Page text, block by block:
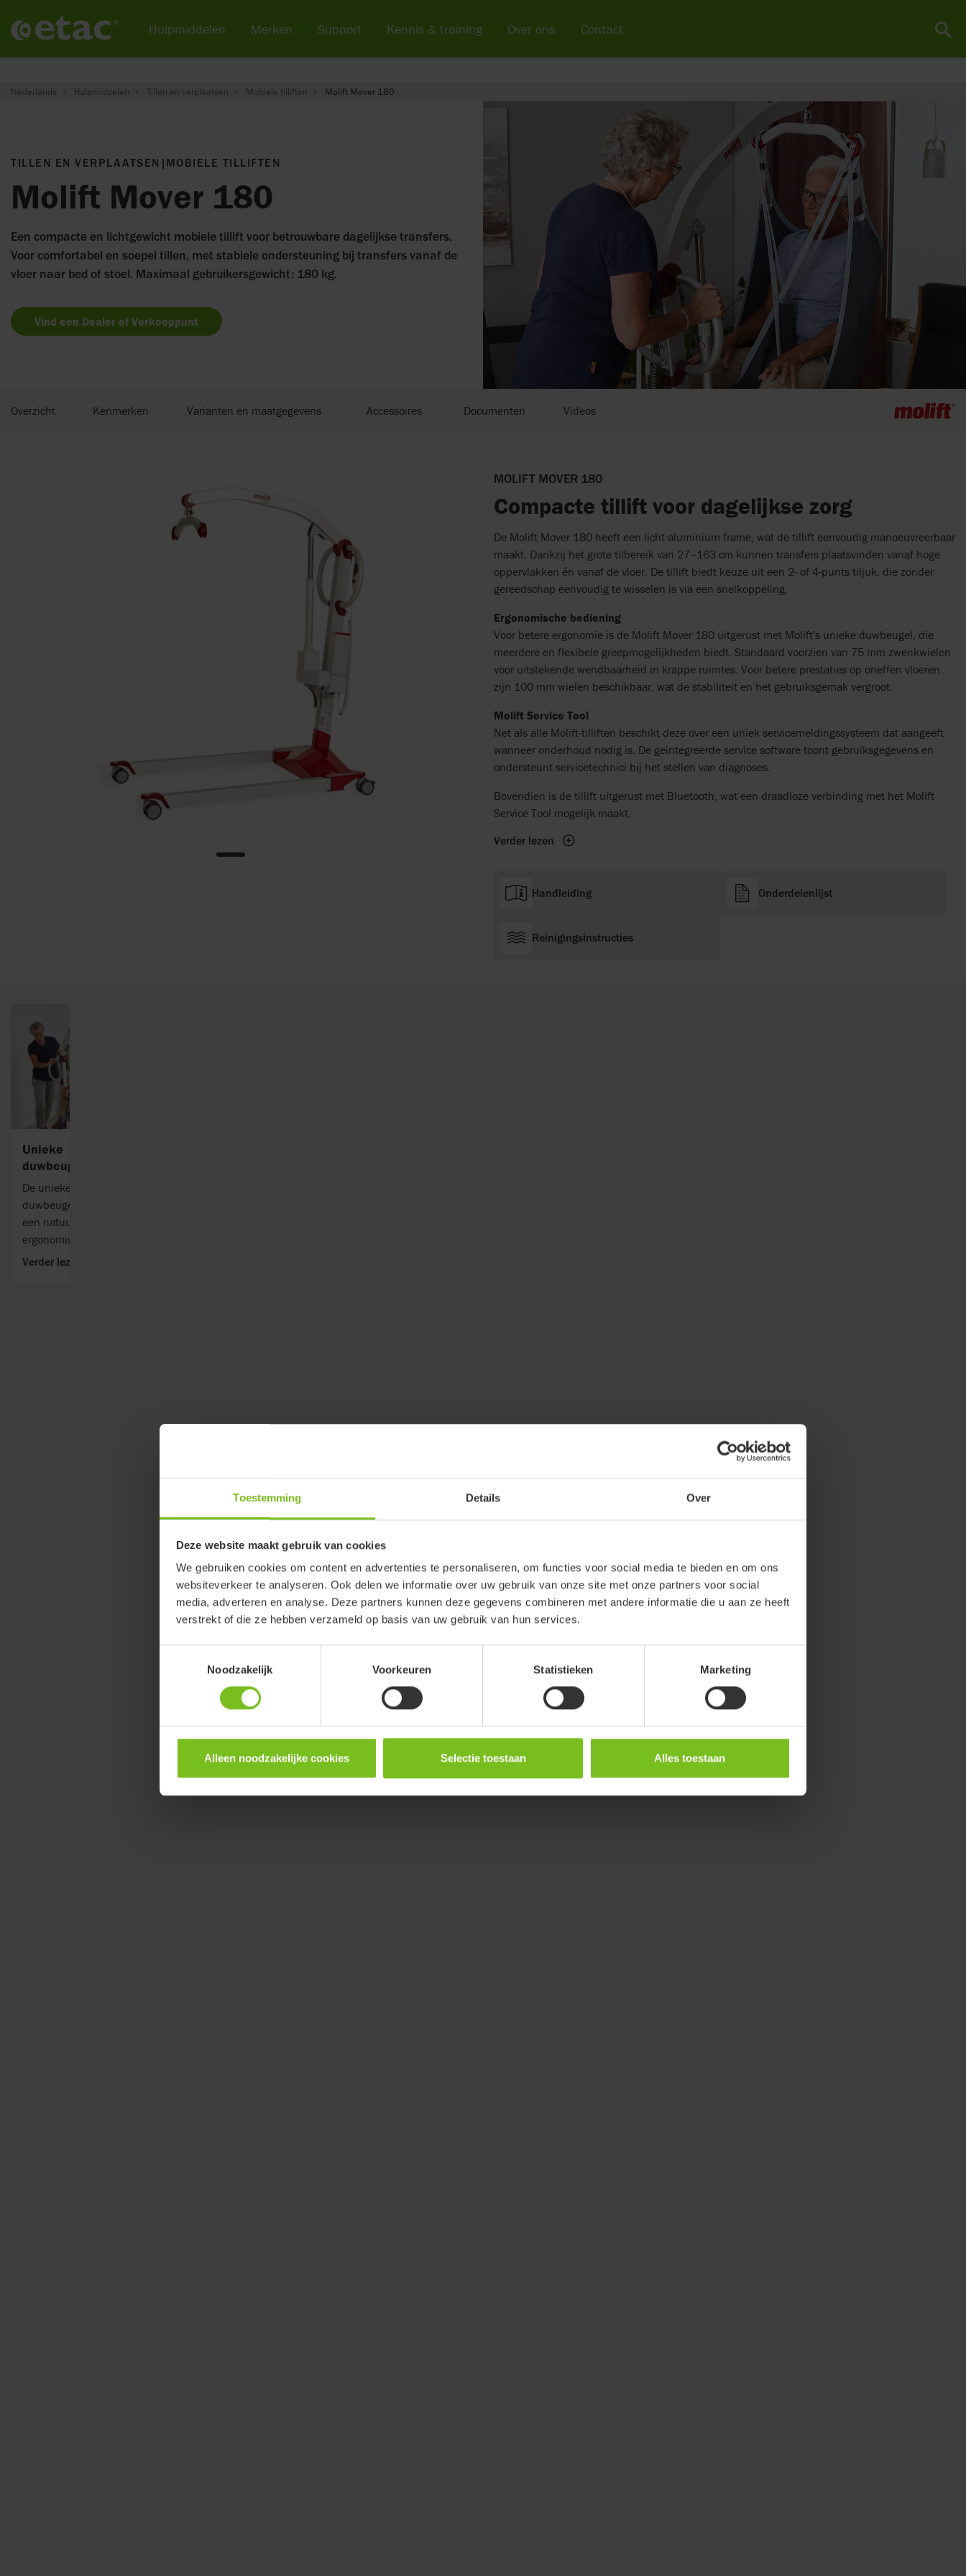
Toestemming Details Over
Deze website maakt gebruik van cookies
We gebruiken cookies om content en advertenties te personaliseren, om functies voor social media te bieden en om ons
websiteverkeer te analyseren. Ook delen we informatie over uw gebruik van onze site met onze partners voor social
media, adverteren en analyse. Deze partners kunnen deze gegevens combineren met andere informatie die u aan ze heeft
verstrekt of die ze hebben verzameld op basis van uw gebruik van hun services.
Noodzakelijk
Voorkeuren Statistieken Marketing
Alleen noodzakelijke cookies Selectie toestaan Alles toestaan
Nederlands Hulpmiddelen Tillen en verplaatsen Mobiele tilliften Molift Mover 180
TILLEN EN VERPLAATSEN | MOBIELE TILLIFTEN
Molift Mover 180
Een compacte en lichtgewicht mobiele tillift voor betrouwbare dagelijkse transfers.
Voor comfortabel en soepel tillen, met stabiele ondersteuning bij transfers vanaf de
vloer naar bed of stoel. Maximaal gebruikersgewicht: 180 kg.
Vind een Dealer of Verkooppunt
Overzicht Kenmerken Varianten en maatgegevens Accessoires Documenten Videos
MOLIFT MOVER 180
Compacte tillift voor dagelijkse zorg
De Molift Mover 180 heeft een licht aluminium frame, wat de tillift eenvoudig manoeuvreerbaar
maakt. Dankzij het grote tilbereik van 27–163 cm kunnen transfers plaatsvinden vanaf hoge
oppervlakken én vanaf de vloer. De tillift biedt keuze uit een 2- of 4-punts tiljuk, die zonder
gereedschap eenvoudig te wisselen is via een snelkoppeling.
Ergonomische bediening
Voor betere ergonomie is de Molift Mover 180 uitgerust met Molift's unieke duwbeugel, die
meerdere en flexibele greepmogelijkheden biedt. Standaard voorzien van 75 mm zwenkwielen
voor uitstekende wendbaarheid in krappe ruimtes. Voor betere prestaties op oneffen vloeren
zijn 100 mm wielen beschikbaar, wat de stabiliteit en het gebruiksgemak vergroot.
Molift Service Tool
Net als alle Molift-tilliften beschikt deze over een uniek servicemeldingssysteem dat aangeeft
wanneer onderhoud nodig is. De geïntegreerde service software toont gebruiksgegevens en
ondersteunt servicetechnici bij het stellen van diagnoses.
Bovendien is de tillift uitgerust met Bluetooth, wat een draadloze verbinding met het Molift
Service Tool mogelijk maakt.
Verder lezen
Handleiding Onderdelenlijst
Reinigingsinstructies
Unieke
duwbeugel
De unieke
duwbeugel biedt
een natuurlijke,
ergonomische grip
met meerdere
Verder lezen
Hulpmiddelen Merken Support Kennis & training Over ons Contact